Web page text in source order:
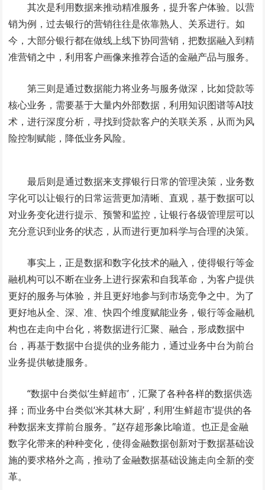
其次是利用数据来推动精准服务，提升客户体验。以营
销为例，过去银行的营销往往是依靠熟人、关系进行。如
今，大部分银行都在做线上线下协同营销，把数据融入到精
准营销之中，利用客户画像来推荐合适的金融产品与服务。
第三则是通过数据能力将业务与服务做深，比如贷款等
核心业务，需要基于大量内外部数据，利用知识图谱等AI技
术，进行深度分析，寻找到贷款客户的关联关系，从而为风
险控制赋能，降低业务风险。
最后则是通过数据来支撑银行日常的管理决策，业务数
字化可以让银行的日常运营更加清晰、直观，基于数据可以
对业务变化进行提示、预警和监控，让银行各级管理层可以
充分意识到业务的状态，从而进行更加科学与合理的决策。
事实上，正是数据和数字化技术的融入，使得银行等金
融机构可以不断在业务上进行探索和自我革命，为客户提供
更好的服务与体验，并且更好地参与到市场竞争之中。为了
更好地从全、深、准、快四个维度赋能业务，银行等金融机
构也在走向中台化，将数据进行汇聚、融合，形成数据中
台，再基于数据中台提供的业务能力，通过业务中台为前台
业务提供敏捷服务。
“数据中台类似‘生鲜超市’，汇聚了各种各样的数据供选
择；而业务中台类似‘米其林大厨’，利用‘生鲜超市’提供的各
种数据来支撑前台服务。”赵存超形象比喻道。也正是金融
数字化带来的种种变化，使得金融数据创新对于数据基础设
施的要求格外之高，推动了金融数据基础设施走向全新的变
革。